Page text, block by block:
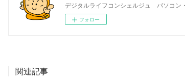
デジタルライフコンシェルジュ パソコン
フォロー
関連記事